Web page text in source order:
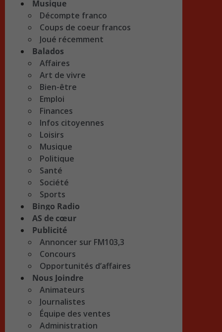
Musique
Décompte franco
Coups de coeur francos
Joué récemment
Balados
Affaires
Art de vivre
Bien-être
Emploi
Finances
Infos citoyennes
Loisirs
Musique
Politique
Santé
Société
Sports
Bingo Radio
AS de cœur
Publicité
Annoncer sur FM103,3
Concours
Opportunités d’affaires
Nous Joindre
Animateurs
Journalistes
Équipe des ventes
Administration